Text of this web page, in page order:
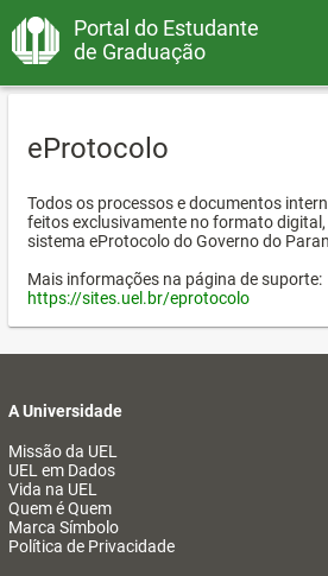
Portal do Estudante
de Graduação
eProtocolo
Todos os processos e documentos
feitos exclusivamente no formato
sistema eProtocolo do Governo do
Mais informações na página de suporte:
https://sites.uel.br/eprotocolo
A Universidade
Missão da UEL
UEL em Dados
Vida na UEL
Quem é Quem
Marca Símbolo
Política de Privacidade